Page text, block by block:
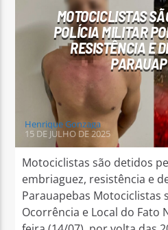
MOTOCICLISTAS
POLÍCIA MILITAR
RESISTÊNCIA E
Henrique Gonzaga
15 DE JULHO DE 2025
Motociclistas são detidos
embriaguez, resistência e
Parauapebas Motociclistas
Ocorrência e Local do Fato